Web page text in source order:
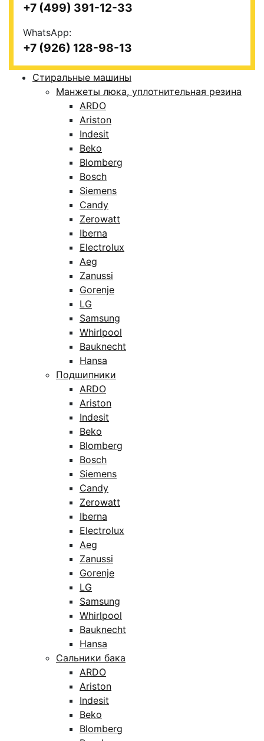
+7 (499) 391-12-33
WhatsApp:
+7 (926) 128-98-13
Стиральные машины
Манжеты люка, уплотнительная резина
ARDO
Ariston
Indesit
Beko
Blomberg
Bosch
Siemens
Candy
Zerowatt
Iberna
Electrolux
Aeg
Zanussi
Gorenje
LG
Samsung
Whirlpool
Bauknecht
Hansa
Подшипники
ARDO
Ariston
Indesit
Beko
Blomberg
Bosch
Siemens
Candy
Zerowatt
Iberna
Electrolux
Aeg
Zanussi
Gorenje
LG
Samsung
Whirlpool
Bauknecht
Hansa
Сальники бака
ARDO
Ariston
Indesit
Beko
Blomberg